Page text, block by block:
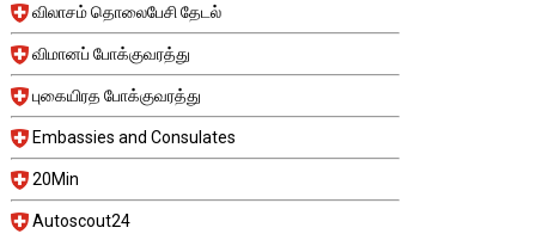
விலாசம் தொலைபேசி தேடல்
விமானப் போக்குவரத்து
புகையிரத போக்குவரத்து
Embassies and Consulates
20Min
Autoscout24